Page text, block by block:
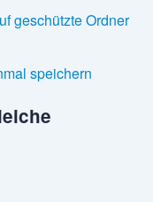
geschützte Ordner
speichern